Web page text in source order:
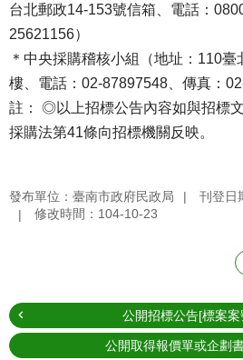
台北郵政14-153號信箱、電話：
25621156）
＊中央採購稽核小組（地址：110
樓、電話：02-87897548、傳真：
註： ◎以上招標公告內容如與招標
採購法第41條向招標機關反映。
發布單位：臺南市政府民政局
刊登日
修改時間：104-10-23
公開招標公告[標案
公開取得報價單或企劃